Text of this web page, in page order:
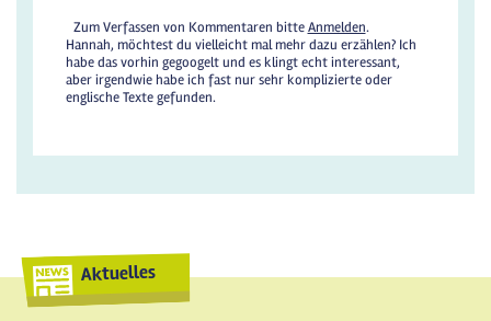
Zum Verfassen von Kommentaren bitteAnmelden.
Hannah, möchtest du vielleicht mal mehr dazu erzählen? Ich
habe das vorhin gegoogelt und es klingt echt interessant,
aber irgendwie habe ich fast nur sehr komplizierte oder
englische Texte gefunden.
Aktuelles